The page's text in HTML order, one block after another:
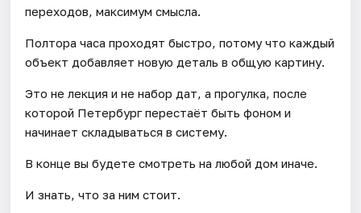
переходов, максимум смысла.
Полтора часа проходят быстро, потому что каждый
объект добавляет новую деталь в общую картину.
Это не лекция и не набор дат, а прогулка, после
которой Петербург перестаёт быть фоном и
начинает складываться в систему.
В конце вы будете смотреть на любой дом иначе.
И знать, что за ним стоит.